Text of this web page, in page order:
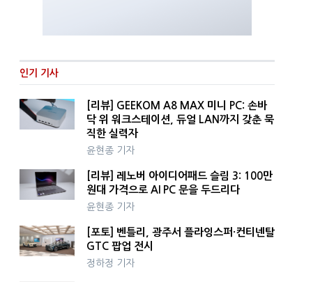
인기 기사
[리뷰] GEEKOM A8 MAX 미니 PC: 손바
닥 위 워크스테이션, 듀얼 LAN까지 갖춘 묵
직한 실력자
윤현종 기자
[리뷰] 레노버 아이디어패드 슬림 3: 100만
원대 가격으로 AI PC 문을 두드리다
윤현종 기자
[포토] 벤틀리, 광주서 플라잉스퍼·컨티넨탈
GTC 팝업 전시
정하정 기자